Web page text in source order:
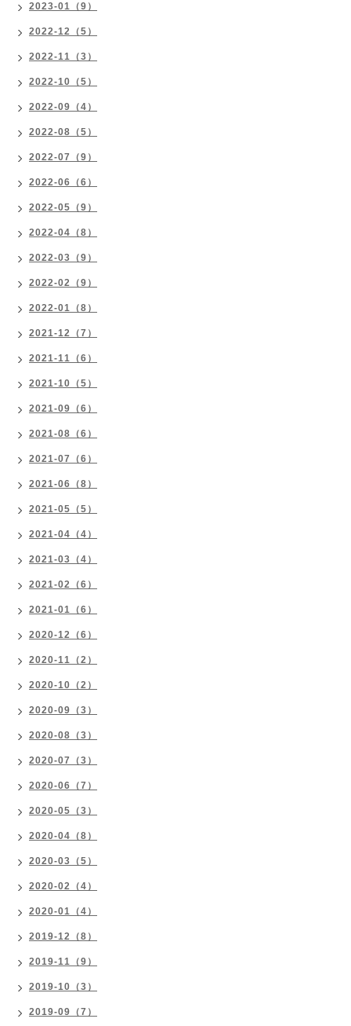
2023-01（9）
2022-12（5）
2022-11（3）
2022-10（5）
2022-09（4）
2022-08（5）
2022-07（9）
2022-06（6）
2022-05（9）
2022-04（8）
2022-03（9）
2022-02（9）
2022-01（8）
2021-12（7）
2021-11（6）
2021-10（5）
2021-09（6）
2021-08（6）
2021-07（6）
2021-06（8）
2021-05（5）
2021-04（4）
2021-03（4）
2021-02（6）
2021-01（6）
2020-12（6）
2020-11（2）
2020-10（2）
2020-09（3）
2020-08（3）
2020-07（3）
2020-06（7）
2020-05（3）
2020-04（8）
2020-03（5）
2020-02（4）
2020-01（4）
2019-12（8）
2019-11（9）
2019-10（3）
2019-09（7）